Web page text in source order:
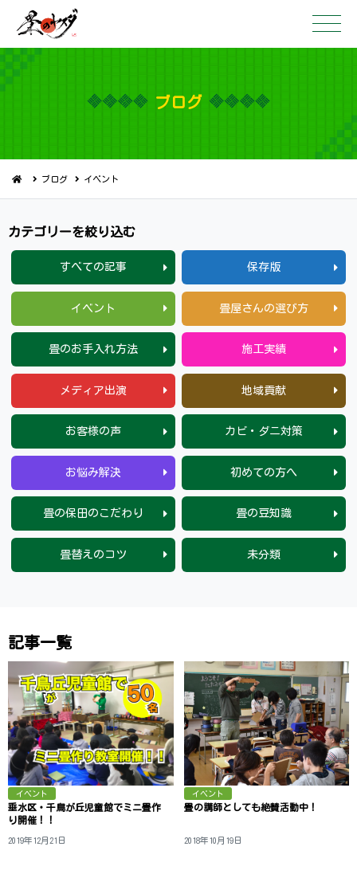
ブ ロ グ
ブログ イベント
カテゴリーを 絞 り 込 む
すべての記事 保存版
イベント 畳屋さんの選び方
畳のお手入れ方法 施工実績
メディア出演 地域貢献
お客様の声 カビ・ダニ対策
お悩み解決 初めての方へ
畳の保田のこだわり 畳の豆知識
畳替えのコツ 未分類
記 事 一 覧
イベント
垂水区・千鳥が丘児童館でミニ畳作
り 開 催 ！ ！
2019年12月21日
イベント
畳の講師としても絶賛 活 動 中 ！
2018年10月19日